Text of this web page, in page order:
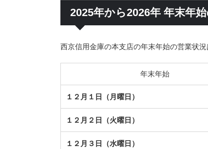
2025年から2026年 年末年
西京信用金庫の本支店の年末年始の営業状況
年末年始
１２月１日（月曜日）
１２月２日（火曜日）
１２月３日（水曜日）